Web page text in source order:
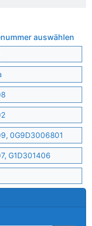
auswählen
0G9D3006801
G1D301406